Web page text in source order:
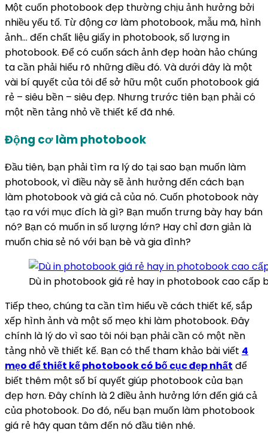
Một cuốn photobook đẹp thường chịu ảnh hưởng bởi
nhiều yếu tố. Từ động cơ làm photobook, mẫu mã, hình
ảnh… đến chất liệu giấy in photobook, số lượng in
photobook. Để có cuốn sách ảnh đẹp hoàn hảo chúng
ta cần phải hiểu rõ những điều đó. Và dưới đây là một
vài bí quyết của tôi để sở hữu một cuốn photobook giá
rẻ – siêu bền – siêu đẹp. Nhưng trước tiên bạn phải có
một nền tảng nhỏ về thiết kế đã nhé.
Động cơ làm photobook
Đầu tiên, bạn phải tìm ra lý do tại sao bạn muốn làm
photobook, vì điều này sẽ ảnh hưởng đến cách bạn
làm photobook và giá cả của nó. Cuốn photobook này
tạo ra với mục đích là gì? Bạn muốn trưng bày hay bán
nó? Bạn có muốn in số lượng lớn? Hay chỉ đơn giản là
muốn chia sẻ nó với bạn bè và gia đình?
Dù in photobook giá rẻ hay in photobook cao cấp
Tiếp theo, chúng ta cần tìm hiểu về cách thiết kế, sắp
xếp hình ảnh và một số mẹo khi làm photobook. Đây
chính là lý do vì sao tôi nói bạn phải cần có một nền
tảng nhỏ về thiết kế. Bạn có thể tham khảo bài viết 4
mẹo để thiết kế photobook có bố cục đẹp nhất để
biết thêm một số bí quyết giúp photobook của bạn
đẹp hơn. Đây chính là 2 điều ảnh hưởng lớn đến giá cả
của photobook. Do đó, nếu bạn muốn làm photobook
giá rẻ hãy quan tâm đến nó đầu tiên nhé.